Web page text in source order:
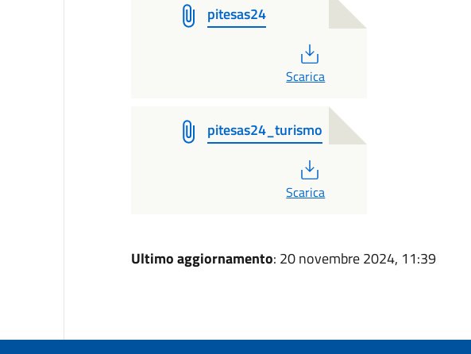
pitesas24
Scarica
pitesas24_turismo
Scarica
Ultimo aggiornamento: 20 novembre 2024, 11:39